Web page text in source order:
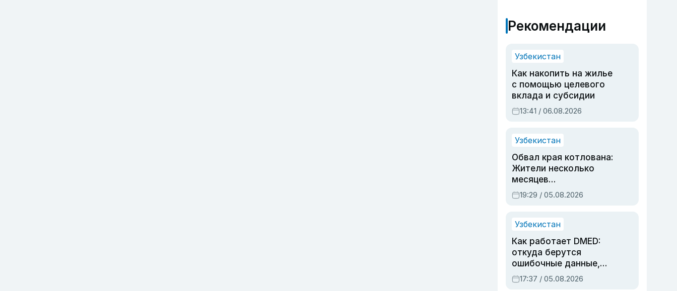
Рекомендации
Узбекистан
Как накопить на жилье
с помощью целевого
вклада и субсидии
13:41 / 06.08.2026
Узбекистан
Обвал края котлована:
Жители несколько
месяцев
предупреждали об
опасности, но стройка
19:29 / 05.08.2026
Узбекистан
Как работает DMED:
откуда берутся
ошибочные данные,
дубли аккаунтов и
очереди по онлайн-
17:37 / 05.08.2026